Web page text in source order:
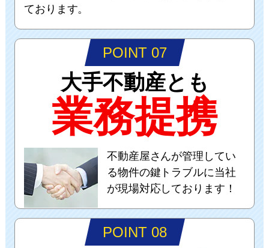
ております。
POINT 07
大手不動産とも
業務提携
不動産屋さんが管理してい
る物件の鍵トラブルに当社
が現場対応しております！
POINT 08